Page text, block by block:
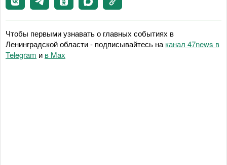
Чтобы первыми узнавать о главных событиях в
Ленинградской области - подписывайтесь на канал 47news в
Telegram и в Maх